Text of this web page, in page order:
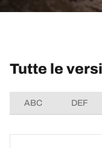
Tutte le
ABC DEF